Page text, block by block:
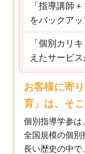
「指導講師
をバックア
「個別カリ
えたサービ
お客様に寄
育」は、そ
個別指導学参は
全国規模の個別
長い歴史の中で